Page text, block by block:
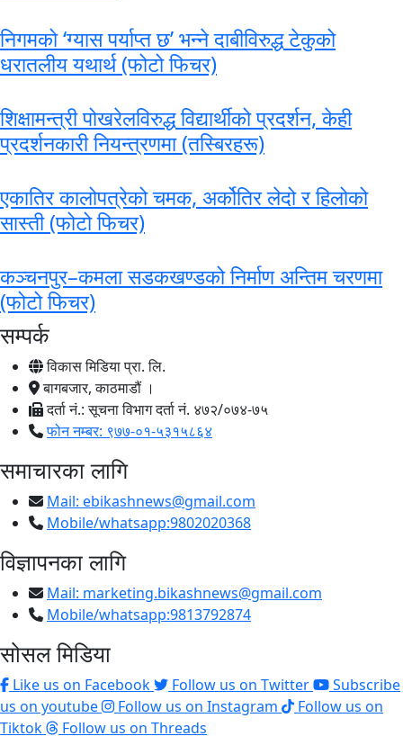
निगमको ‘ग्यास पर्याप्त छ’ भन्ने दाबीविरुद्ध टेकुको
धरातलीय यथार्थ (फोटो फिचर)
शिक्षामन्त्री पोखरेलविरुद्ध विद्यार्थीको प्रदर्शन, केही
प्रदर्शनकारी नियन्त्रणमा (तस्बिरहरू)
एकातिर कालोपत्रेको चमक, अर्कोतिर लेदो र हिलोको
सास्ती (फोटो फिचर)
कञ्चनपुर–कमला सडकखण्डको निर्माण अन्तिम चरणमा
(फोटो फिचर)
सम्पर्क
विकास मिडिया प्रा. लि.
बागबजार, काठमाडौं ।
दर्ता नं.: सूचना विभाग दर्ता नं. ४७२/०७४-७५
फोन नम्बर: ९७७-०१-५३१५८६४
समाचारका लागि
Mail: ebikashnews@gmail.com
Mobile/whatsapp:9802020368
विज्ञापनका लागि
Mail: marketing.bikashnews@gmail.com
Mobile/whatsapp:9813792874
सोसल मिडिया
Like us on Facebook Follow us on Twitter
Subscribe
us on youtube
Follow us on Instagram
Follow us on
Tiktok
Follow us on Threads